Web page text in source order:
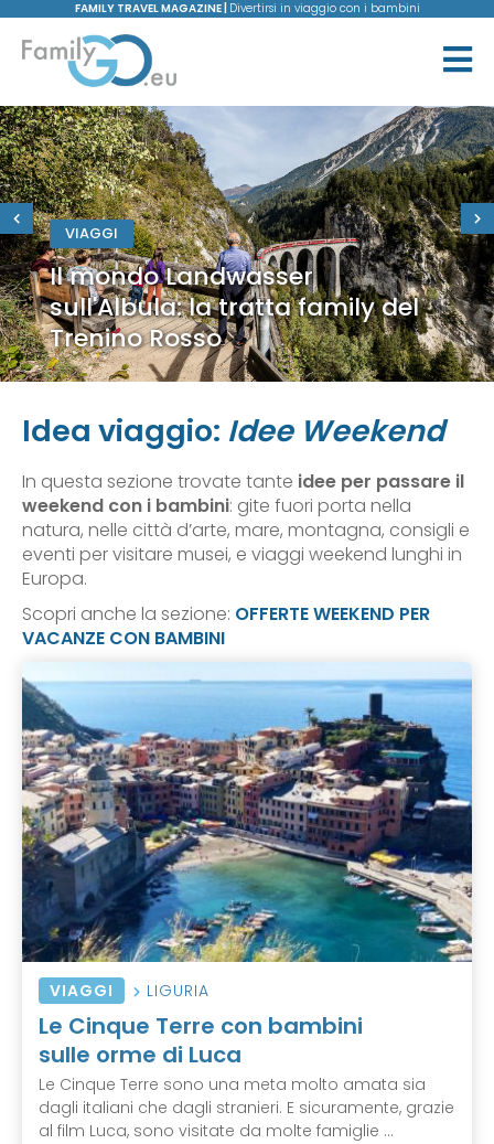
FAMILY TRAVEL MAGAZINE | Divertirsi in viaggio con i bambini
VIAGGI
Il mondo Landwasser
sull'Albula: la tratta family del
Trenino Rosso
Idea viaggio: Idee Weekend
In questa sezione trovate tante idee per passare il
weekend con i bambini: gite fuori porta nella
natura, nelle città d’arte, mare, montagna, consigli e
eventi per visitare musei, e viaggi weekend lunghi in
Europa.
Scopri anche la sezione: OFFERTE WEEKEND PER
VACANZE CON BAMBINI
VIAGGI LIGURIA
Le Cinque Terre con bambini
sulle orme di Luca
Le Cinque Terre sono una meta molto amata sia
dagli italiani che dagli stranieri. E sicuramente, grazie
al film Luca, sono visitate da molte famiglie ...